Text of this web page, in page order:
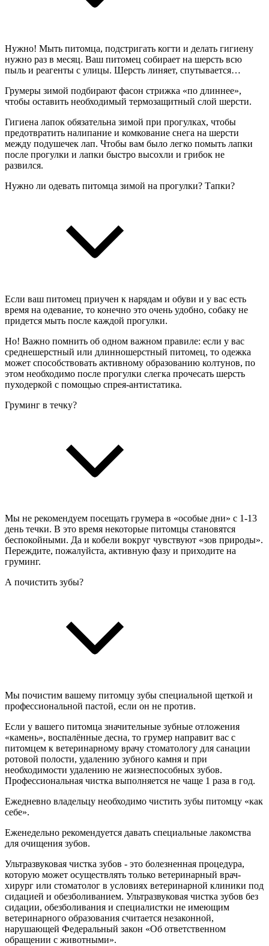
Нужно! Мыть питомца, подстригать когти и делать гигиену
нужно раз в месяц. Ваш питомец собирает на шерсть всю
пыль и реагенты с улицы. Шерсть линяет, спутывается…
Грумеры зимой подбирают фасон стрижка «по длиннее»,
чтобы оставить необходимый термозащитный слой шерсти.
Гигиена лапок обязательна зимой при прогулках, чтобы
предотвратить налипание и комкование снега на шерсти
между подушечек лап. Чтобы вам было легко помыть лапки
после прогулки и лапки быстро высохли и грибок не
развился.
Нужно ли одевать питомца зимой на прогулки? Тапки?
Если ваш питомец приучен к нарядам и обуви и у вас есть
время на одевание, то конечно это очень удобно, собаку не
придется мыть после каждой прогулки.
Но! Важно помнить об одном важном правиле: если у вас
среднешерстный или длинношерстный питомец, то одежка
может способствовать активному образованию колтунов, по
этом необходимо после прогулки слегка прочесать шерсть
пуходеркой с помощью спрея-антистатика.
Груминг в течку?
Мы не рекомендуем посещать грумера в «особые дни» с 1-13
день течки. В это время некоторые питомцы становятся
беспокойными. Да и кобели вокруг чувствуют «зов природы».
Переждите, пожалуйста, активную фазу и приходите на
груминг.
А почистить зубы?
Мы почистим вашему питомцу зубы специальной щеткой и
профессиональной пастой, если он не против.
Если у вашего питомца значительные зубные отложения
«камень», воспалённые десна, то грумер направит вас с
питомцем к ветеринарному врачу стоматологу для санации
ротовой полости, удалению зубного камня и при
необходимости удалению не жизнеспособных зубов.
Профессиональная чистка выполняется не чаще 1 раза в год.
Ежедневно владельцу необходимо чистить зубы питомцу «как
себе».
Еженедельно рекомендуется давать специальные лакомства
для очищения зубов.
Ультразвуковая чистка зубов - это болезненная процедура,
которую может осуществлять только ветеринарный врач-
хирург или стоматолог в условиях ветеринарной клиники под
сидацией и обезболиванием. Ультразвуковая чистка зубов без
сидации, обезболивания и специалистки не имеющим
ветеринарного образования считается незаконной,
нарушающей Федеральный закон «Об ответственном
обращении с животными».